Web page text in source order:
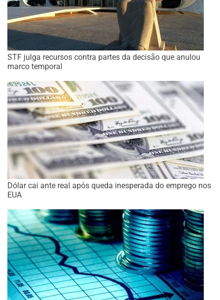
STF julga recursos contra partes da decisão que anulou
marco temporal
Dólar cai ante real após queda inesperada do emprego nos
EUA